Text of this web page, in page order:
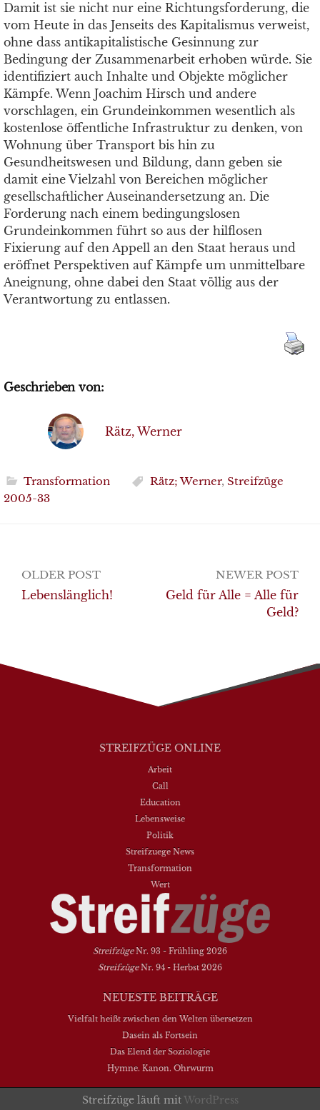
Damit ist sie nicht nur eine Richtungsforderung, die
vom Heute in das Jenseits des Kapitalismus verweist,
ohne dass antikapitalistische Gesinnung zur
Bedingung der Zusammenarbeit erhoben würde. Sie
identifiziert auch Inhalte und Objekte möglicher
Kämpfe. Wenn Joachim Hirsch und andere
vorschlagen, ein Grundeinkommen wesentlich als
kostenlose öffentliche Infrastruktur zu denken, von
Wohnung über Transport bis hin zu
Gesundheitswesen und Bildung, dann geben sie
damit eine Vielzahl von Bereichen möglicher
gesellschaftlicher Auseinandersetzung an. Die
Forderung nach einem bedingungslosen
Grundeinkommen führt so aus der hilflosen
Fixierung auf den Appell an den Staat heraus und
eröffnet Perspektiven auf Kämpfe um unmittelbare
Aneignung, ohne dabei den Staat völlig aus der
Verantwortung zu entlassen.
Geschrieben von:
Rätz, Werner
Transformation Rätz; Werner, Streifzüge
2005-33
Post
navigation
OLDER POST
Lebenslänglich!
NEWER POST
Geld für Alle = Alle für
Geld?
STREIFZÜGE ONLINE
Arbeit
Call
Education
Lebensweise
Politik
Streifzuege News
Transformation
Wert
StreifzügeNr. 93 - Frühling 2026
StreifzügeNr. 94 - Herbst 2026
NEUESTE BEITRÄGE
Vielfalt heißt zwischen den Welten übersetzen
Dasein als Fortsein
Das Elend der Soziologie
Hymne. Kanon. Ohrwurm
Streifzüge läuft mitWordPress